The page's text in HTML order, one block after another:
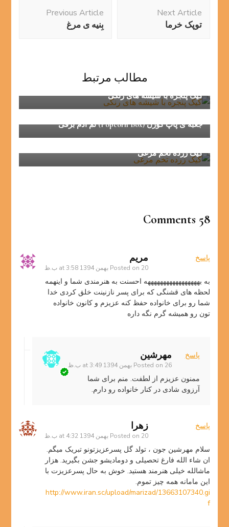
Navigation
Previous Article
بِنیه ی مرغ
Next Article
توپک خرما
مطالب مرتبط
کیک پنجره با شیشه های رنگی
جعبه ی پاپ کورن (Popcorn Box) تم آدم برفی
کیک زرده تخم مرغی
58 Comments
مریم
Posted on 20 بهمن 1394 at 3:58 ب.ظ
پاسخ
به بهههههههههههههههههه احسنت به هنرمندی شما و اینهمه
لحظه های قشنگی که برای پسر نازنینت خلق کردی خدا
شما رو برای خانواده حفظ کنه عزیزم و کانون خانواده
تون رو همیشه گرم نگه داره
مهرشین
Posted on 26 بهمن 1394 at 3:49 ب.ظ
پاسخ
ممنون عزیزم از لطفت. منم برای شما
آرزوی شادی در کنار خانواده رو دارم.
زهرا
Posted on 20 بهمن 1394 at 4:32 ب.ظ
پاسخ
سلام مهرشین جون ، تولد گل پسرعزیزتونو تبریک میگم.
ان شاء الله فارغ تحصیلی و دومادیشو جشن بگیرید. هزار
ماشالله خیلی هنرمند هستید. خوش به حال پسرعزیزت با
این مامانه همه چیز تموم.
http://www.iran.sc/upload/marizad/13663107340.gi
f